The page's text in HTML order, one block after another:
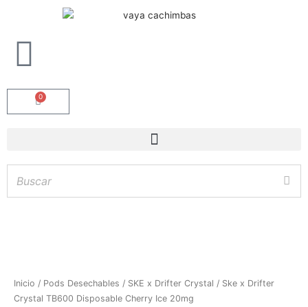
0
Carrito
Inicio / Pods Desechables / SKE x Drifter Crystal / Ske x Drifter
Crystal TB600 Disposable Cherry Ice 20mg
Ske
x